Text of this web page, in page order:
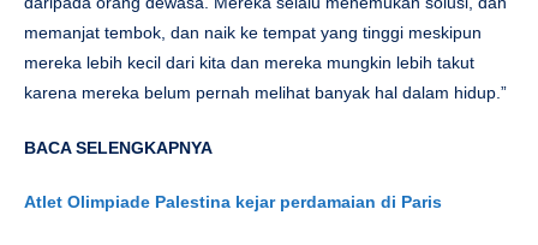
memanjat tembok, dan naik ke tempat yang tinggi meskipun
mereka lebih kecil dari kita dan mereka mungkin lebih takut
karena mereka belum pernah melihat banyak hal dalam hidup.”
BACA SELENGKAPNYA
Atlet Olimpiade Palestina kejar perdamaian di Paris